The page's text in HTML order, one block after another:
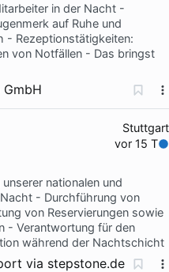
in der Nacht -
auf Ruhe und
- Rezeptionstätigkeiten:
von Notfällen - Das bringst
Stuttgart
vor 15 T
nationalen und
- Durchführung von
von Reservierungen sowie
- Verantwortung für den
während der Nachtschicht
via stepstone.de